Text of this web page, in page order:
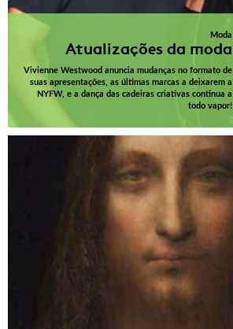
Moda
Atualizações da moda
Vivienne Westwood anuncia mudanças no formato de
suas apresentações, as últimas marcas a deixarem a
NYFW, e a dança das cadeiras criativas continua a
todo vapor!